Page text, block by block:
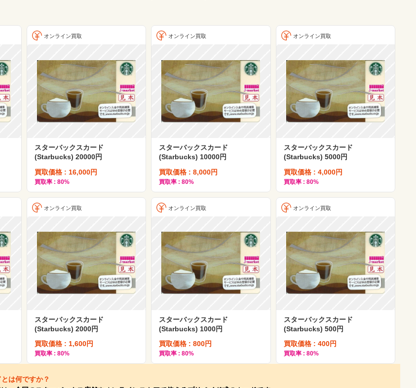
オンライン買取
スターバックスカード
(Starbucks) 20000円
買取価格 : 16,000円
買取率 : 80%
オンライン買取
スターバックスカード
(Starbucks) 10000円
買取価格 : 8,000円
買取率 : 80%
オンライン買取
スターバックスカード
(Starbucks) 5000円
買取価格 : 4,000円
買取率 : 80%
オンライン買取
スターバックスカード
(Starbucks) 2000円
買取価格 : 1,600円
買取率 : 80%
オンライン買取
スターバックスカード
(Starbucks) 1000円
買取価格 : 800円
買取率 : 80%
オンライン買取
スターバックスカード
(Starbucks) 500円
買取価格 : 400円
買取率 : 80%
は何ですか？